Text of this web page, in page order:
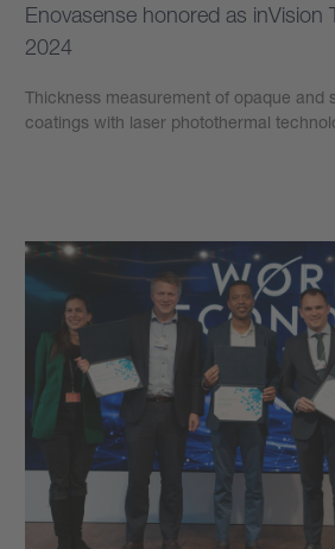
Enovasense honored as inVision
2024
Thickness measurement of opaque and
coatings with laser photothermal